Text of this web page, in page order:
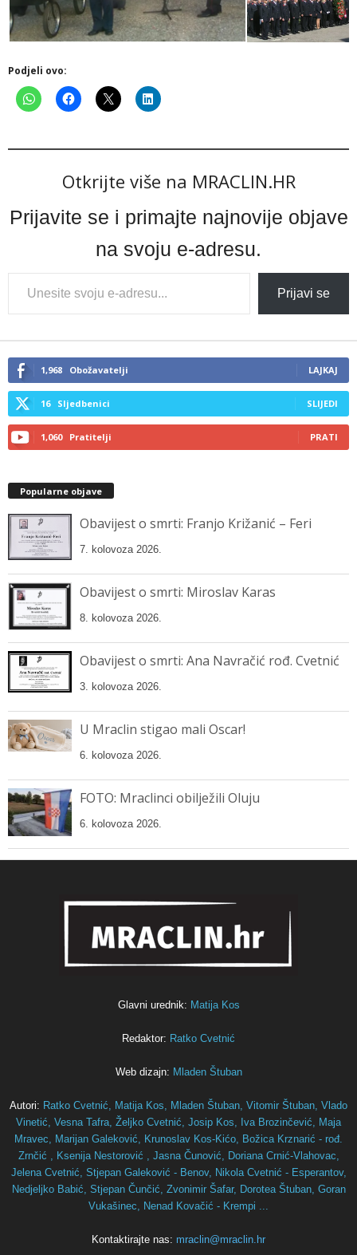
Podjeli ovo:
Otkrijte više na MRACLIN.HR
Prijavite se i primajte najnovije objave
na svoju e-adresu.
Type
your
email…
Prijavi se
1,968 Obožavatelji LAJKAJ
16 Sljedbenici SLIJEDI
1,060 Pratitelji PRATI
Popularne objave
Obavijest o smrti: Franjo Križanić – Feri
7. kolovoza 2026.
Obavijest o smrti: Miroslav Karas
8. kolovoza 2026.
Obavijest o smrti: Ana Navračić rođ. Cvetnić
3. kolovoza 2026.
U Mraclin stigao mali Oscar!
6. kolovoza 2026.
FOTO: Mraclinci obilježili Oluju
6. kolovoza 2026.
Glavni urednik: Matija Kos
Redaktor: Ratko Cvetnić
Web dizajn: Mladen Štuban
Autori: Ratko Cvetnić, Matija Kos, Mladen Štuban, Vitomir Štuban, Vlado
Vinetić, Vesna Tafra, Željko Cvetnić, Josip Kos, Iva Brozinčević, Maja
Mravec, Marijan Galeković, Krunoslav Kos-Kićo, Božica Krznarić - rođ.
Zrnčić , Ksenija Nestorović , Jasna Čunović, Doriana Crnić-Vlahovac,
Jelena Cvetnić, Stjepan Galeković - Benov, Nikola Cvetnić - Esperantov,
Nedjeljko Babić, Stjepan Čunčić, Zvonimir Šafar, Dorotea Štuban, Goran
Vukašinec, Nenad Kovačić - Krempi ...
Kontaktirajte nas: mraclin@mraclin.hr